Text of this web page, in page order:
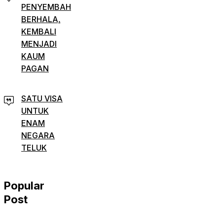
PENYEMBAH
BERHALA,
KEMBALI
MENJADI
KAUM
PAGAN
SATU VISA
UNTUK
ENAM
NEGARA
TELUK
Popular
Post